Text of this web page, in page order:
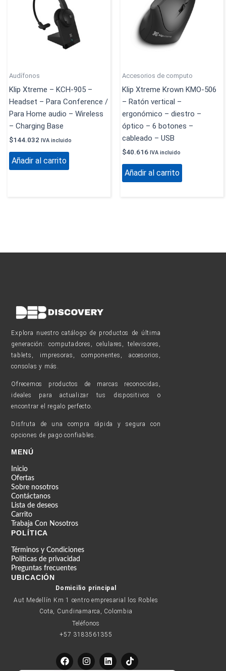
Audífonos
Klip Xtreme – KCH-905 –
Headset – Para Conference /
Para Home audio – Wireless
– Charging Base
$144.032 IVA incluido
Añadir al carrito
Accesorios de computo
Klip Xtreme Krown KMO-506
– Ratón vertical –
ergonómico – diestro –
óptico – 6 botones –
cableado – USB
$40.616 IVA incluido
Añadir al carrito
Explora nuestro catálogo de productos de última
generación: computadores, celulares, televisores,
tablets, impresoras, componentes, accesorios,
consolas y más.
Ofrecemos productos de marcas reconocidas,
ideales para actualizar tus dispositivos o
encontrar el regalo perfecto.
Disfruta de una compra rápida y segura con
opciones de pago confiables.
MENÚ
Inicio
Ofertas
Sobre nosotros
Contáctanos
Lista de deseos
Carrito
Trabaja Con Nosotros
POLÍTICA
Términos y Condiciones
Políticas de privacidad
Preguntas frecuentes
UBICACIÓN
Domicilio principal
Aut Medellín Km 1 centro empresarial los Robles
Cota, Cundinamarca, Colombia
Teléfonos
+57 3183561355
F
a
I
n
L
i
T
i